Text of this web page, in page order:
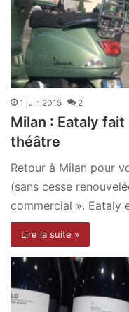
1 juin 2015 2
Milan : Eataly
théâtre
Retour à Milan pour
(sans cesse
commercial ». Eataly
Lire la suite »